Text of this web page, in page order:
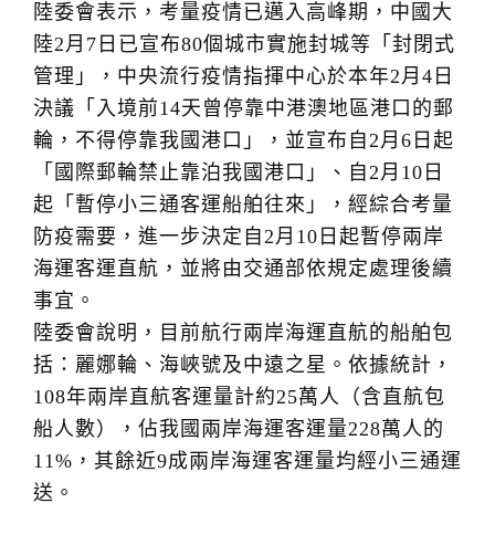
陸委會表示，考量疫情已邁入高峰期，中國大
陸2月7日已宣布80個城市實施封城等「封閉式
管理」，中央流行疫情指揮中心於本年2月4日
決議「入境前14天曾停靠中港澳地區港口的郵
輪，不得停靠我國港口」，並宣布自2月6日起
「國際郵輪禁止靠泊我國港口」、自2月10日
起「暫停小三通客運船舶往來」，經綜合考量
防疫需要，進一步決定自2月10日起暫停兩岸
海運客運直航，並將由交通部依規定處理後續
事宜。
陸委會說明，目前航行兩岸海運直航的船舶包
括：麗娜輪、海峽號及中遠之星。依據統計，
108年兩岸直航客運量計約25萬人（含直航包
船人數），佔我國兩岸海運客運量228萬人的
11%，其餘近9成兩岸海運客運量均經小三通運
送。